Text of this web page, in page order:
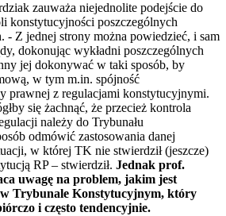
zauważa niejednolite podejście do
konstytucyjności poszczególnych
- Z jednej strony można powiedzieć, i sam
dokonując wykładni poszczególnych
jej dokonywać w taki sposób, by
w tym m.in. spójność
prawnej z regulacjami konstytucyjnymi.
się żachnąć, że przecież kontrola
należy do Trybunału
odmówić zastosowania danej
w której TK nie stwierdził (jeszcze)
RP – stwierdził. Jednak prof.
uwagę na problem, jakim jest
Trybunale Konstytucyjnym, który
i często tendencyjnie.